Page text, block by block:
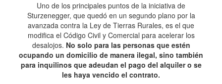
Uno de los principales puntos de la iniciativa de
Sturzenegger, que quedó en un segundo plano por la
avanzada contra la Ley de Tierras Rurales, es el que
modifica el Código Civil y Comercial para acelerar los
desalojos. No solo para las personas que estén
ocupando un domicilio de manera ilegal, sino también
para inquilinos que adeudan el pago del alquiler o se
les haya vencido el contrato.